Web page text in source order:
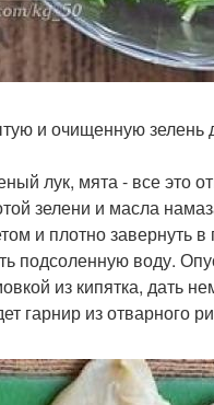
и очищенную зелень
лук, мята - все это
зелени и масла
и плотно
подсоленную воду.
из кипятка, дать
гарнир из отварного